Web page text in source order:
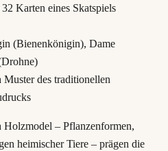
Karten eines Skatspiels
(Bienenkönigin), Dame
des traditionellen
– Pflanzenformen,
heimischer Tiere – prägen die